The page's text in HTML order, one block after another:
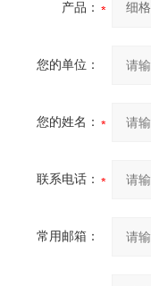
产品：
您的单位：
您的姓名：
联系电话：
常用邮箱：